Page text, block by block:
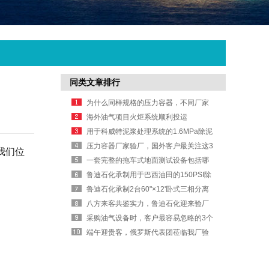
们位
同类文章排行
为什么同样规格的压力容器，不同厂家
报价差异很大？
海外油气项目火炬系统顺利投运
用于科威特泥浆处理系统的1.6MPa除泥
器容器
压力容器厂家验厂，国外客户最关注这3
个细节
一套完整的拖车式地面测试设备包括哪
些模块？
鲁迪石化承制用于巴西油田的150PSI除
泥器容器
鲁迪石化承制2台60"×12'卧式三相分离
器
八方来客共鉴实力，鲁迪石化迎来验厂
考察热潮
采购油气设备时，客户最容易忽略的3个
成本
端午迎贵客，俄罗斯代表团莅临我厂验